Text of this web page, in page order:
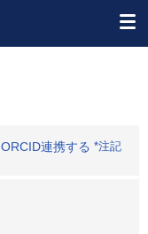
ORCID連携する *注記